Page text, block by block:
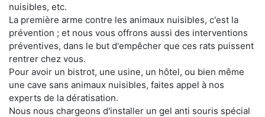
nuisibles, etc.
La première arme contre les animaux nuisibles, c'est la
prévention ; et nous vous offrons aussi des interventions
préventives, dans le but d'empêcher que ces rats puissent
rentrer chez vous.
Pour avoir un bistrot, une usine, un hôtel, ou bien même
une cave sans animaux nuisibles, faites appel à nos
experts de la dératisation.
Nous nous chargeons d'installer un gel anti souris spécial